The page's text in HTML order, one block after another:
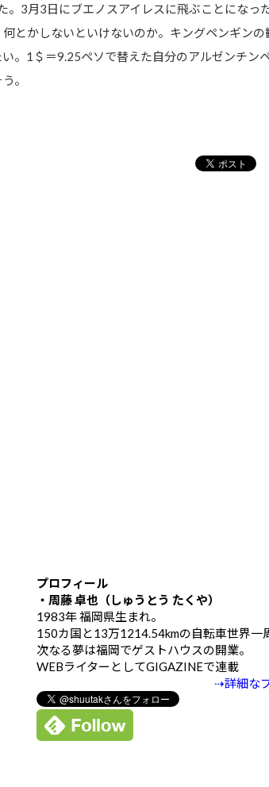
3月3日にブエノスアイレスに飛ぶことになっ
とかしないといけないのか。キングペンギン
。1＄＝9.25ペソで替えた自分のアルゼンチン
。
プロフィール
・周藤 卓也（しゅうとう たくや）
1983年 福岡県生まれ。
150カ国と13万1214.54kmの自転車世界一
次なる夢は福岡でゲストハウスの開業。
WEBライターとしてGIGAZINEで連載
⇢詳細な